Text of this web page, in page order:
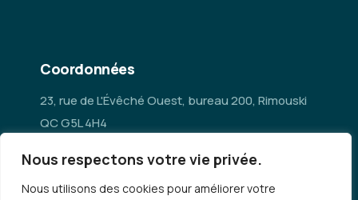
Nous respectons votre vie privée.
Nous utilisons des cookies pour améliorer votre
Coordonnées
23, rue de L'Évêché Ouest, bureau 200, Rimouski
QC G5L 4H4
administration@mrc-rn.ca
418 724-5154